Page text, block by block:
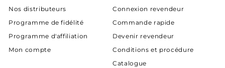
Nos distributeurs
Programme de fidélité
Programme d'affiliation
Mon compte
Connexion revendeur
Commande rapide
Devenir revendeur
Conditions et procédure
Catalogue